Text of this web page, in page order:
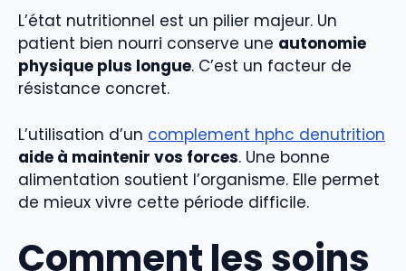
L’état nutritionnel est un pilier majeur. Un
patient bien nourri conserve une autonomie
physique plus longue. C’est un facteur de
résistance concret.
L’utilisation d’un complement hphc denutrition
aide à maintenir vos forces. Une bonne
alimentation soutient l’organisme. Elle permet
de mieux vivre cette période difficile.
Comment les soins